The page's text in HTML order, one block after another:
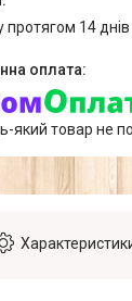
протягом 14 днів
який товар не